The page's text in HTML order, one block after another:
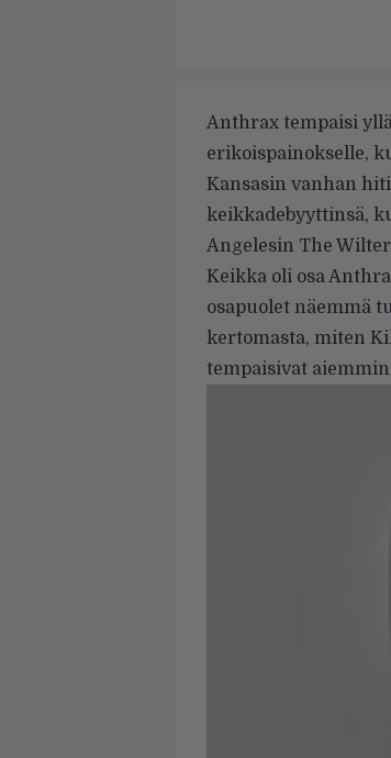
Anthrax tempaisi
erikoispainokselle,
Kansasin vanhan
keikkadebyyttinsä,
Angelesin The
Keikka oli osa
osapuolet näemmä
kertomasta, miten
tempaisivat aiemmin